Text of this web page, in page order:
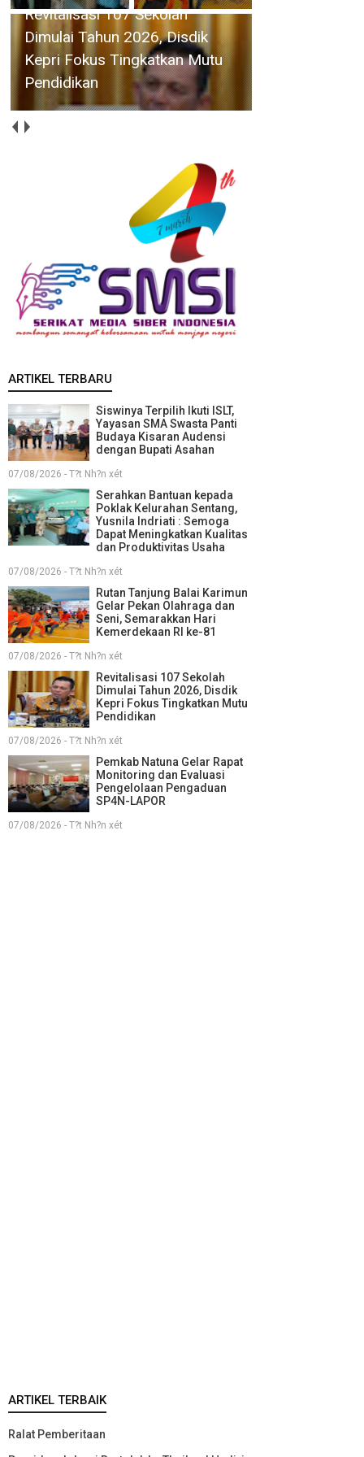
Revitalisasi 107 Sekolah
Dimulai Tahun 2026, Disdik
Kepri Fokus Tingkatkan Mutu
Pendidikan
ARTIKEL TERBARU
Siswinya Terpilih Ikuti ISLT,
Yayasan SMA Swasta Panti
Budaya Kisaran Audensi
dengan Bupati Asahan
07/08/2026 - T?t Nh?n xét
Serahkan Bantuan kepada
Poklak Kelurahan Sentang,
Yusnila Indriati : Semoga
Dapat Meningkatkan Kualitas
dan Produktivitas Usaha
07/08/2026 - T?t Nh?n xét
Rutan Tanjung Balai Karimun
Gelar Pekan Olahraga dan
Seni, Semarakkan Hari
Kemerdekaan RI ke-81
07/08/2026 - T?t Nh?n xét
Revitalisasi 107 Sekolah
Dimulai Tahun 2026, Disdik
Kepri Fokus Tingkatkan Mutu
Pendidikan
07/08/2026 - T?t Nh?n xét
Pemkab Natuna Gelar Rapat
Monitoring dan Evaluasi
Pengelolaan Pengaduan
SP4N-LAPOR
07/08/2026 - T?t Nh?n xét
ARTIKEL TERBAIK
Ralat Pemberitaan